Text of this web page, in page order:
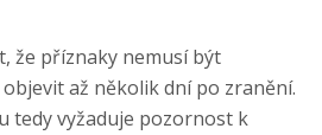
že příznaky nemusí být
až několik dní po zranění.
tedy vyžaduje pozornost k